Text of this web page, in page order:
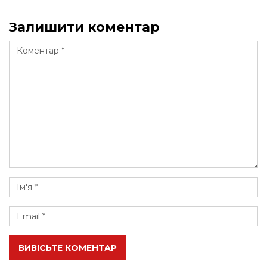
Залишити коментар
ВИВІСЬТЕ КОМЕНТАР